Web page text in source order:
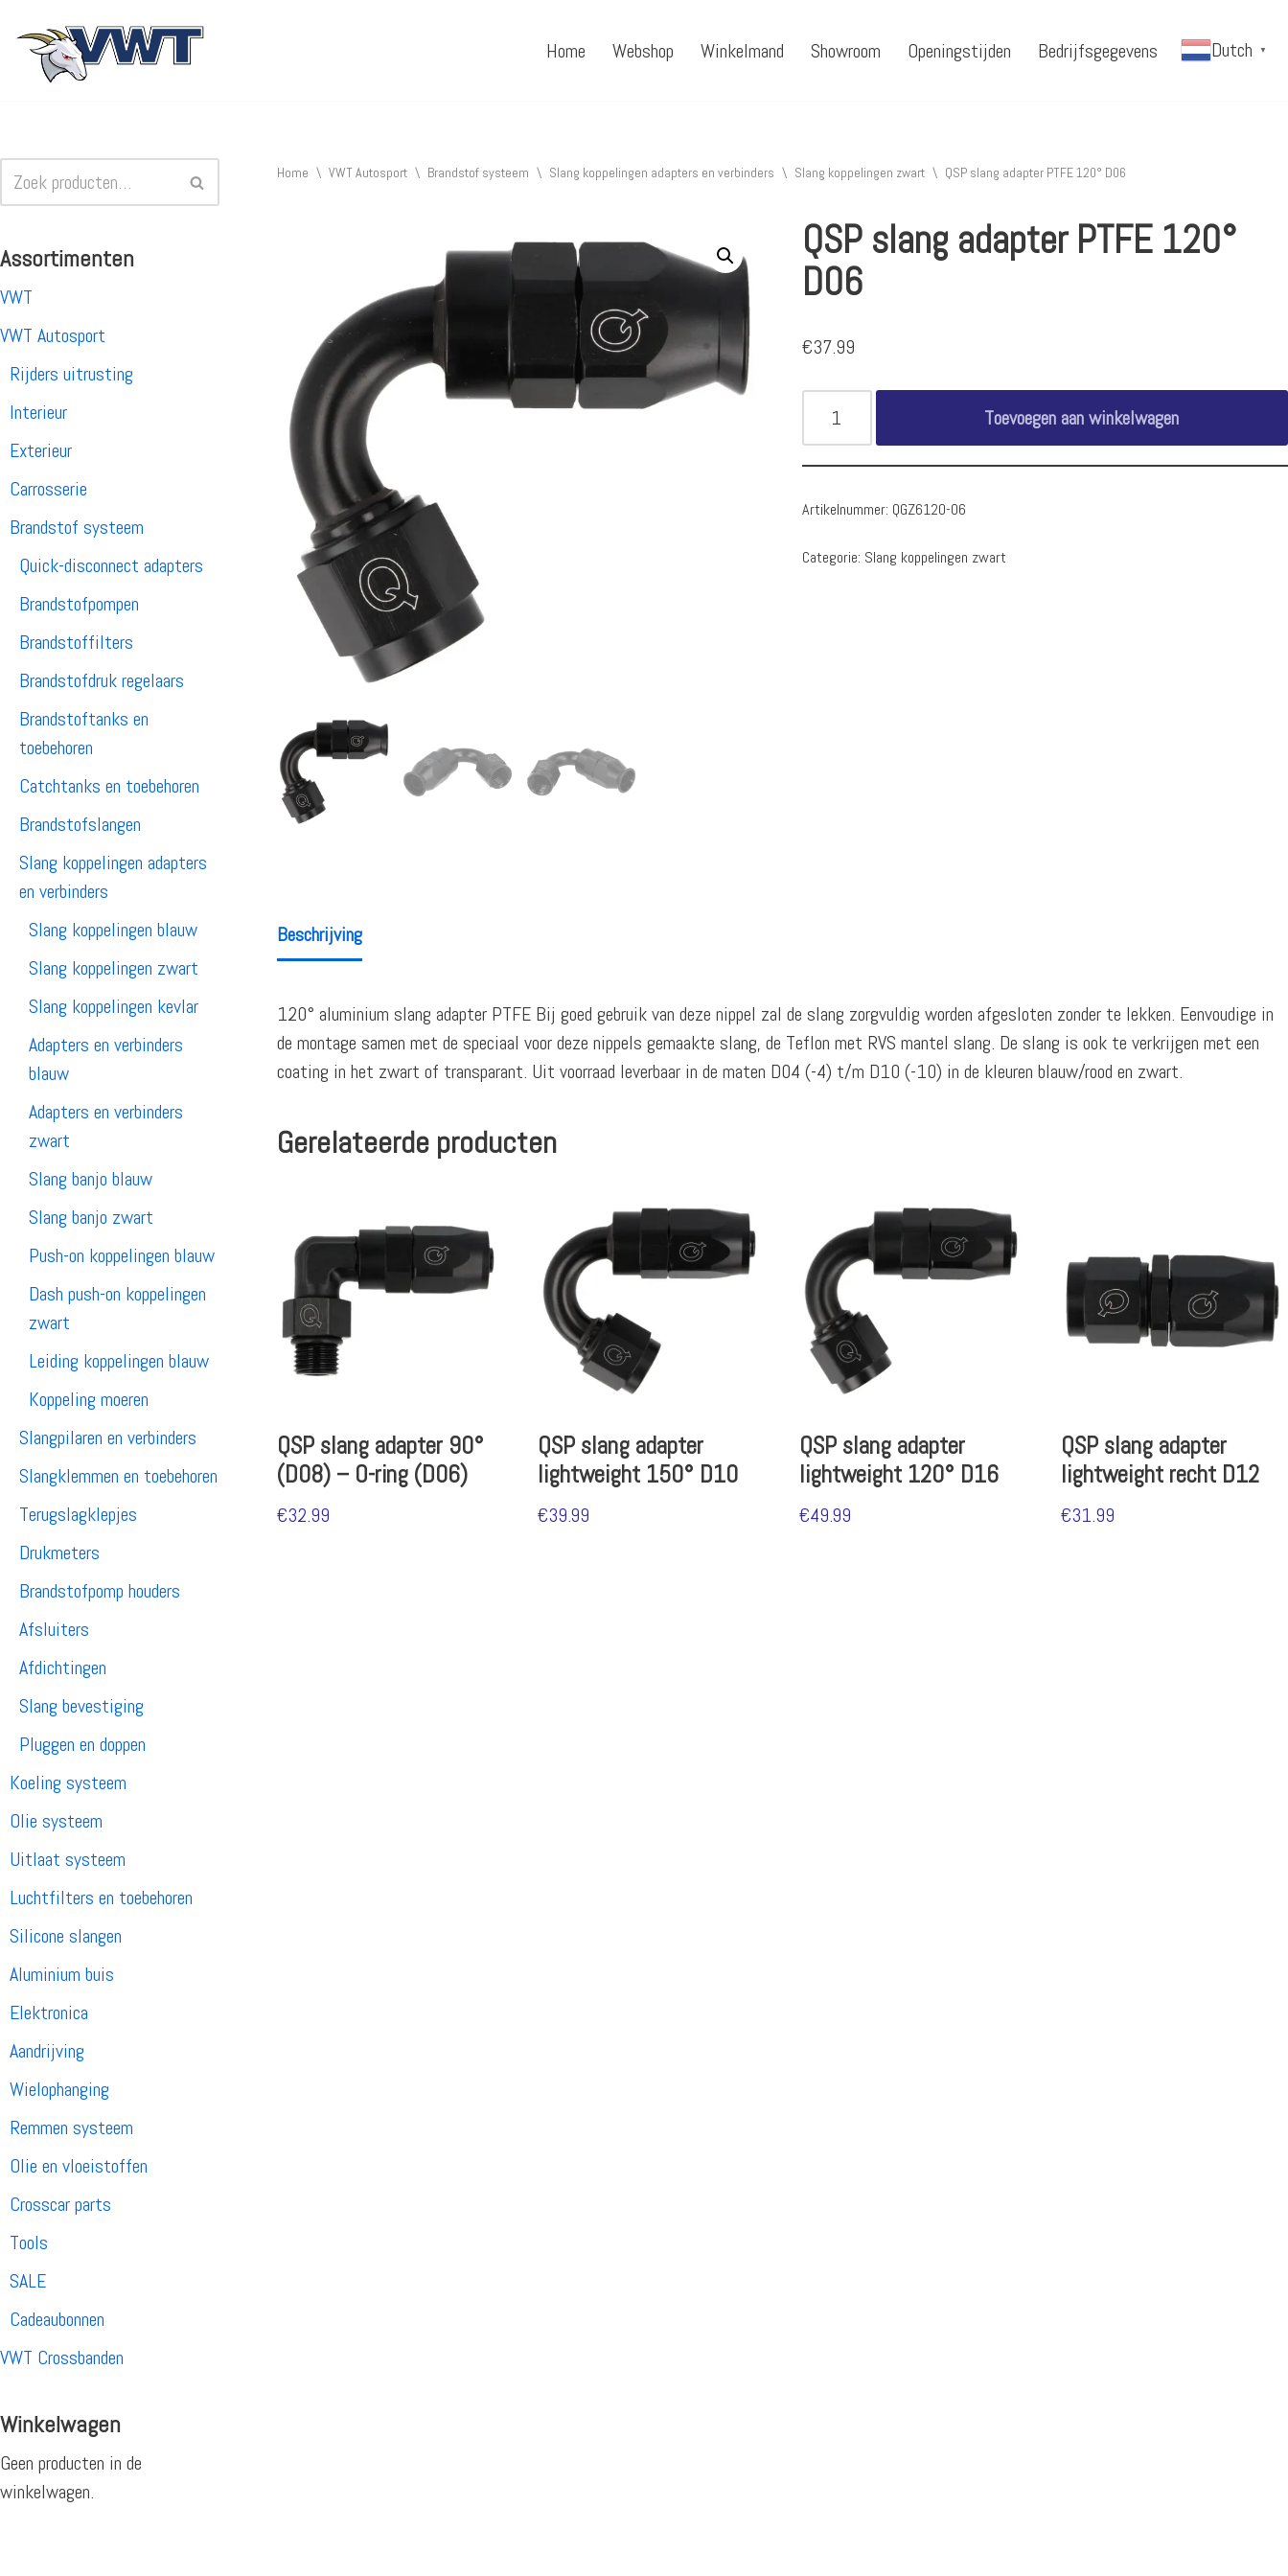
Ga
Home Webshop Winkelmand Showroom Openingstijden Bedrijfsgegevens Dutch ▼
Assortimenten
VWT
VWT Autosport
Rijders uitrusting
Interieur
Exterieur
Carrosserie
Brandstof systeem
Quick-disconnect adapters
Brandstofpompen
Brandstoffilters
Brandstofdruk regelaars
Brandstoftanks en
toebehoren
Catchtanks en toebehoren
Brandstofslangen
Slang koppelingen adapters
en verbinders
Slang koppelingen blauw
Slang koppelingen zwart
Slang koppelingen kevlar
Adapters en verbinders
blauw
Adapters en verbinders
zwart
Slang banjo blauw
Slang banjo zwart
Push-on koppelingen blauw
Dash push-on koppelingen
zwart
Leiding koppelingen blauw
Koppeling moeren
Slangpilaren en verbinders
Slangklemmen en toebehoren
Terugslagklepjes
Drukmeters
Brandstofpomp houders
Afsluiters
Afdichtingen
Slang bevestiging
Pluggen en doppen
Koeling systeem
Olie systeem
Uitlaat systeem
Luchtfilters en toebehoren
Silicone slangen
Aluminium buis
Elektronica
Aandrijving
Wielophanging
Remmen systeem
Olie en vloeistoffen
Crosscar parts
Tools
SALE
Cadeaubonnen
VWT Crossbanden
Winkelwagen
Geen producten in de
winkelwagen.
Home \ VWT Autosport \ Brandstof systeem \ Slang koppelingen adapters en verbinders \ Slang koppelingen zwart \ QSP slang adapter PTFE 120° D06
QSP slang adapter PTFE 120°
D06
€37.99
Toevoegen aan winkelwagen
Artikelnummer: QGZ6120-06
Categorie: Slang koppelingen zwart
Beschrijving
120° aluminium slang adapter PTFE Bij goed gebruik van deze nippel zal de slang zorgvuldig worden afgesloten zonder te lekken. Eenvoudige in
de montage samen met de speciaal voor deze nippels gemaakte slang, de Teflon met RVS mantel slang. De slang is ook te verkrijgen met een
coating in het zwart of transparant. Uit voorraad leverbaar in de maten D04 (-4) t/m D10 (-10) in de kleuren blauw/rood en zwart.
Gerelateerde producten
QSP slang adapter 90°
(D08) – O-ring (D06)
€32.99
QSP slang adapter
lightweight 150° D10
€39.99
QSP slang adapter
lightweight 120° D16
€49.99
QSP slang adapter
lightweight recht D12
€31.99